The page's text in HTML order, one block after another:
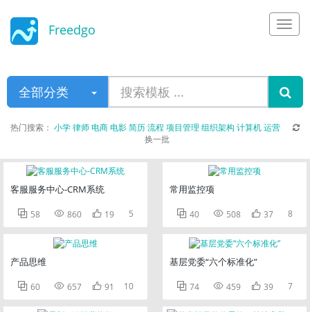
Freedgo
全部分类
热门搜索： 小学律师电商电影简历流程 项目管理 组织架构 计算机运营
换一批
客服服务中心-CRM系统
 58  860  19 5
产品思维
 60  657  91 10
常用监控项
 40  508  37 8
基层党委“六个标准化”
 74  459  39 7